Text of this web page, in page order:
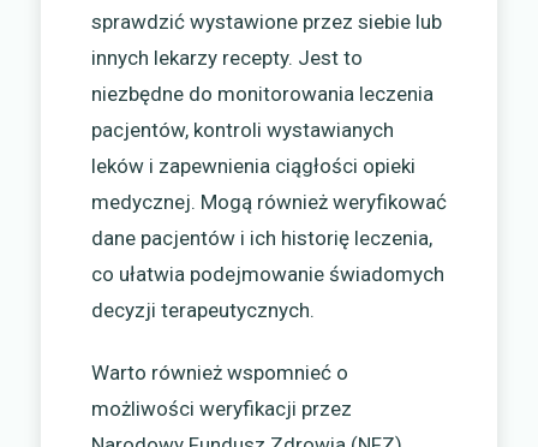
sprawdzić wystawione przez siebie lub
innych lekarzy recepty. Jest to
niezbędne do monitorowania leczenia
pacjentów, kontroli wystawianych
leków i zapewnienia ciągłości opieki
medycznej. Mogą również weryfikować
dane pacjentów i ich historię leczenia,
co ułatwia podejmowanie świadomych
decyzji terapeutycznych.
Warto również wspomnieć o
możliwości weryfikacji przez